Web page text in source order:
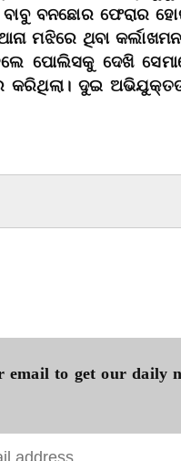
ବାବୁ ବନଛୋର ଫେରାର
ମଝିରେ ଥିବା
ପୋଲିସକୁ ଦେଖି
କରିଥିଲା। ଦୁଇ
email to get our daily